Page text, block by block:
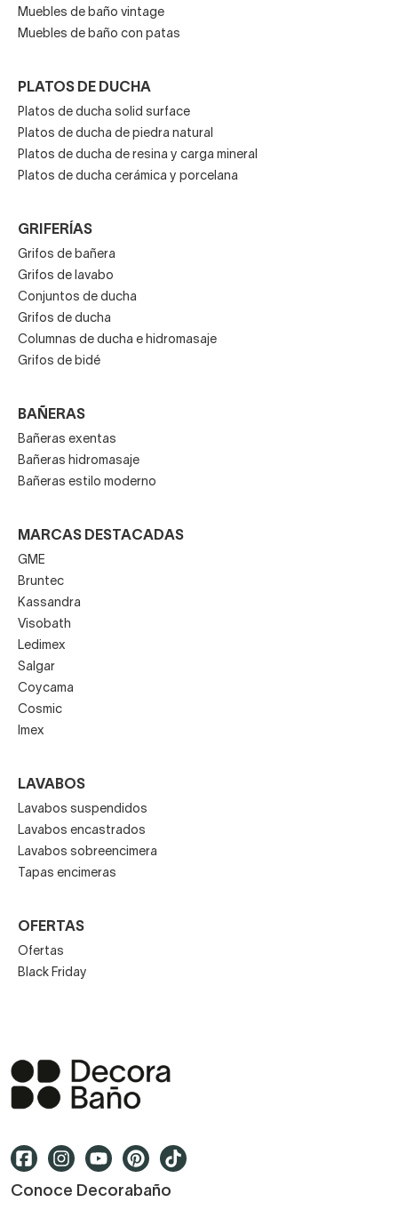
Muebles de baño vintage
Muebles de baño con patas
PLATOS DE DUCHA
Platos de ducha solid surface
Platos de ducha de piedra natural
Platos de ducha de resina y carga mineral
Platos de ducha cerámica y porcelana
GRIFERÍAS
Grifos de bañera
Grifos de lavabo
Conjuntos de ducha
Grifos de ducha
Columnas de ducha e hidromasaje
Grifos de bidé
BAÑERAS
Bañeras exentas
Bañeras hidromasaje
Bañeras estilo moderno
MARCAS DESTACADAS
GME
Bruntec
Kassandra
Visobath
Ledimex
Salgar
Coycama
Cosmic
Imex
LAVABOS
Lavabos suspendidos
Lavabos encastrados
Lavabos sobreencimera
Tapas encimeras
OFERTAS
Ofertas
Black Friday
Conoce Decorabaño